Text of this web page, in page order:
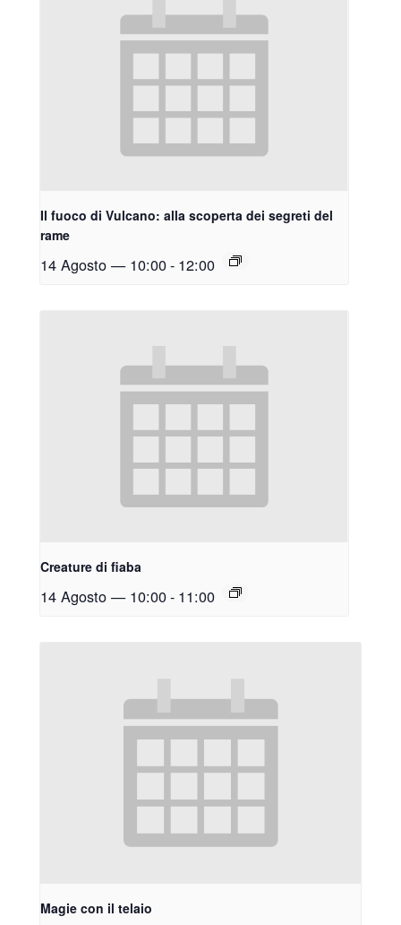
Il fuoco di Vulcano: alla scoperta dei segreti del
rame
14 Agosto — 10:00- 12:00
Creature di fiaba
14 Agosto — 10:00- 11:00
Magie con il telaio